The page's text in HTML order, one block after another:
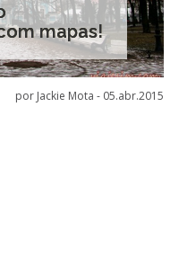
mapas!
por Jackie Mota - 05.abr.2015